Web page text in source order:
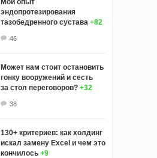
эндопротезирования
тазобедренного сустава +82
46
Может нам стоит остановить
гонку вооружений и сесть
за стол переговоров? +32
38
130+ критериев: как холдинг
искал замену Excel и чем это
кончилось +9